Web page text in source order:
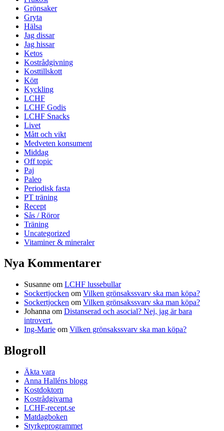
Grönsaker
Gryta
Hälsa
Jag dissar
Jag hissar
Ketos
Kostrådgivning
Kosttillskott
Kött
Kyckling
LCHF
LCHF Godis
LCHF Snacks
Livet
Mått och vikt
Medveten konsument
Middag
Off topic
Paj
Paleo
Periodisk fasta
PT träning
Recept
Sås / Röror
Träning
Uncategorized
Vitaminer & mineraler
Nya Kommentarer
Susanne om LCHF lussebullar
Sockertjocken om Vilken grönsakssvarv ska man köpa?
Sockertjocken om Vilken grönsakssvarv ska man köpa?
Johanna om Distanserad och asocial? Nej, jag är bara
introvert.
Ing-Marie om Vilken grönsakssvarv ska man köpa?
Blogroll
Äkta vara
Anna Halléns blogg
Kostdoktorn
Kostrådgivarna
LCHF-recept.se
Matdagboken
Styrkeprogrammet